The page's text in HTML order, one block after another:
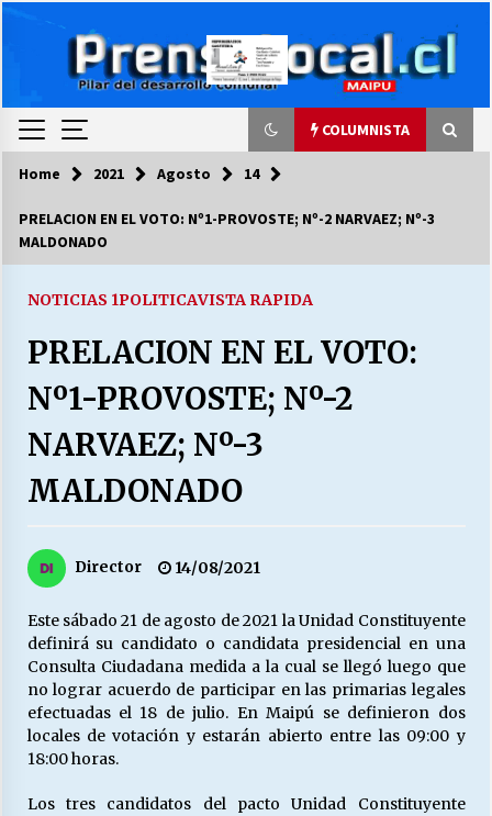
COLUMNISTA
COLUMNISTA
03/08/2026
LA DC POR SIEMPRE.RECORDANDO 69 AÑOS DE
28/07/2026
“ORGULLOSOS DE SER DC” SALUDA EL
27/07/2026
LABORAL:
Escuela hospitalaria El Carmen de Maipu.
25/06/2026
Home 2021 Agosto 14
PRELACION EN EL VOTO: Nº1-PROVOSTE; Nº-2 NARVAEZ; Nº-3
MALDONADO
NOTICIAS 1POLITICAVISTA RAPIDA
PRELACION EN EL VOTO:
Nº1-PROVOSTE; Nº-2
NARVAEZ; Nº-3
MALDONADO
Director 14/08/2021
Este sábado 21 de agosto de 2021 la Unidad Constituyente
definirá su candidato o candidata presidencial en una
Consulta Ciudadana medida a la cual se llegó luego que
no lograr acuerdo de participar en las primarias legales
efectuadas el 18 de julio. En Maipú se definieron dos
locales de votación y estarán abierto entre las 09:00 y
18:00 horas.
Los tres candidatos del pacto Unidad Constituyente